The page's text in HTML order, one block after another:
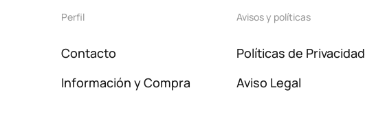
Perfil
Contacto
Información y Compra
Avisos y políticas
Políticas de Privacidad
Aviso Legal